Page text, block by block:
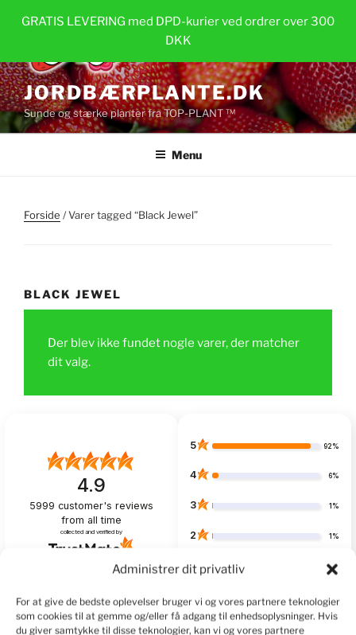
Administrer dit privatliv
For at give de bedste oplevelser bruger vi og vores partnere teknologier
som cookies til at gemme og/eller få adgang til enhedsoplysninger. Hvis
du giver samtykke til disse teknologier, kan vi og vores partnere
GRATIS LEVERING med DPD-kurier ved ordrer over 300
DKK
JORDBÆRPLANTE.DK
Sunde og stærke planter fra TOP-PLANT ™
Menu
Forside / Varer tagged “Black Jewel”
BLACK JEWEL
Der blev ikke fundet nogle varer, der matcher
dit valg.
4.9
5999 customer's reviews
from all time
collected and verified by
5 92%
4 6%
3 1%
2 1%
1 1%